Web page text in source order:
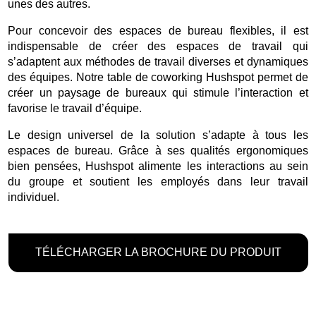
unes des autres.
Pour concevoir des espaces de bureau flexibles, il est
indispensable de créer des espaces de travail qui
s’adaptent aux méthodes de travail diverses et dynamiques
des équipes. Notre table de coworking Hushspot permet de
créer un paysage de bureaux qui stimule l’interaction et
favorise le travail d’équipe.
Le design universel de la solution s’adapte à tous les
espaces de bureau. Grâce à ses qualités ergonomiques
bien pensées, Hushspot alimente les interactions au sein
du groupe et soutient les employés dans leur travail
individuel.
TÉLÉCHARGER LA BROCHURE DU PRODUIT